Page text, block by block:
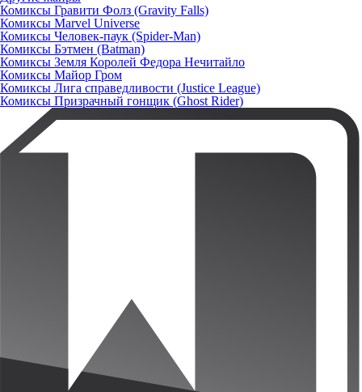
Комиксы Гравити Фолз (Gravity Falls)
Комиксы Marvel Universe
Комиксы Человек-паук (Spider-Man)
Комиксы Бэтмен (Batman)
Комиксы Земля Королей Федора Нечитайло
Комиксы Майор Гром
Комиксы Лига справедливости (Justice League)
Комиксы Призрачный гонщик (Ghost Rider)